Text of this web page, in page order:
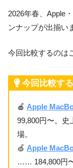
2026年春、Apple
ンナップが出揃い
今回比較するのは
今回比較す
🍎 Apple
99,800円〜。史
場。
🍏 Apple
…… 184,800円